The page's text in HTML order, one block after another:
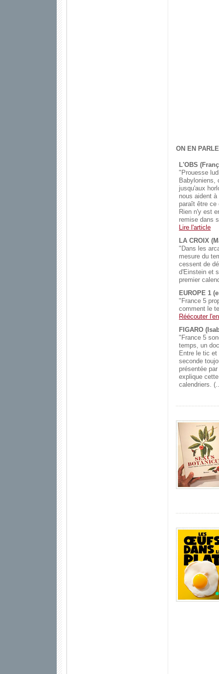
ON EN
L'OBS
"Prouesse
Babyloniens,
jusqu'aux
nous aident
paraît être ce
Rien n'y est
remise dans
Lire l'article
LA CROIX
"Dans les
mesure du
cessent de
d'Einstein et
premier
EUROPE 1
"France 5
comment le
Réécouter
FIGARO
"France 5
temps, un
Entre le tic
seconde
présentée
explique
calendriers.